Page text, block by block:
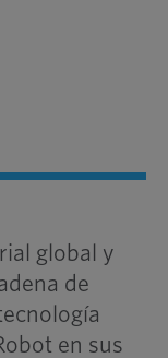
global y
de
en sus